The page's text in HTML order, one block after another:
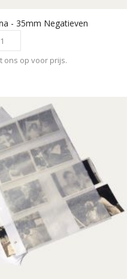
- 35mm Negatieven
ons op voor prijs.